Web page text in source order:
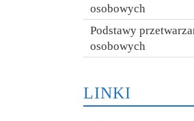
osobowych
Podstawy
osobowych
LINKI